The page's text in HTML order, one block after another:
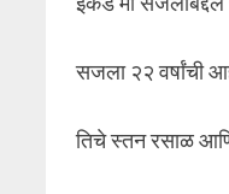
सजला २२ वर्षांची
तिचे स्तन रसाळ